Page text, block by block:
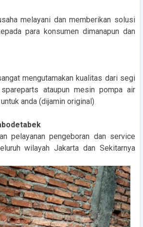
melayani dan memberikan solusi
para konsumen dimanapun dan
mengutamakan kualitas dari segi
ataupun mesin pompa air
anda (dijamin original)
pelayanan pengeboran dan service
wilayah Jakarta dan Sekitarnya